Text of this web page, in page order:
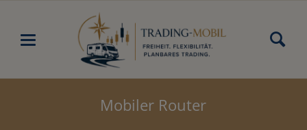
Mobiler Router